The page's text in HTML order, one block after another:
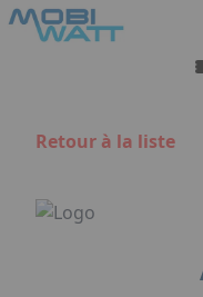
Aller au contenu principal
Retour à la liste
Panneau de gestion des